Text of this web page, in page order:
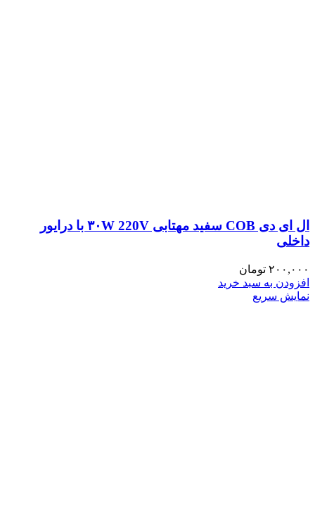
ال ای دی COB سفید مهتابی ۳۰W 220V با درایور
داخلی
۲۰۰,۰۰۰ تومان
افزودن به سبد خرید
نمایش سریع